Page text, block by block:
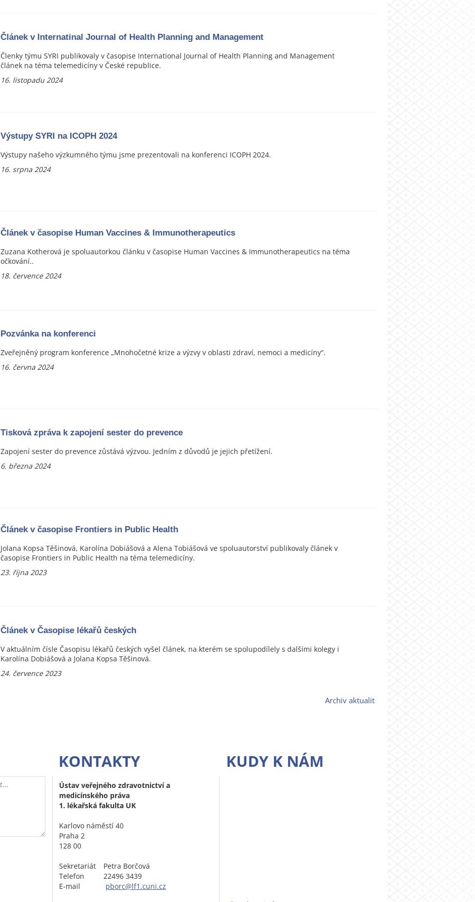
Článek v Internatinal Journal of Health Planning and Management
Členky týmu SYRI publikovaly v časopise International Journal of Health Planning and Management
článek na téma telemedicíny v České republice.
16. listopadu 2024
Výstupy SYRI na ICOPH 2024
Výstupy našeho výzkumného týmu jsme prezentovali na konferenci ICOPH 2024.
16. srpna 2024
Článek v časopise Human Vaccines & Immunotherapeutics
Zuzana Kotherová je spoluautorkou článku v časopise Human Vaccines & Immunotherapeutics na téma
očkování..
18. července 2024
Pozvánka na konferenci
Zveřejněný program konference „Mnohočetné krize a výzvy v oblasti zdraví, nemoci a medicíny“.
16. června 2024
Tisková zpráva k zapojení sester do prevence
Zapojení sester do prevence zůstává výzvou. Jedním z důvodů je jejich přetížení.
6. března 2024
Článek v časopise Frontiers in Public Health
Jolana Kopsa Těšinová, Karolína Dobiášová a Alena Tobiášová ve spoluautorství publikovaly článek v
časopise Frontiers in Public Health na téma telemedicíny.
23. října 2023
Článek v Časopise lékařů českých
V aktuálním čísle Časopisu lékařů českých vyšel článek, na kterém se spolupodílely s dalšími kolegy i
Karolína Dobiášová a Jolana Kopsa Těšinová.
24. července 2023
Archiv aktualit
KONTAKTY
Ústav veřejného zdravotnictví a
medicínského práva
1. lékařská fakulta UK
Karlovo náměstí 40
Praha 2
128 00
Sekretariát
Petra Borčová
Telefon
22496 3439
E-mail
pborc@lf1.cuni.cz
KUDY K NÁM